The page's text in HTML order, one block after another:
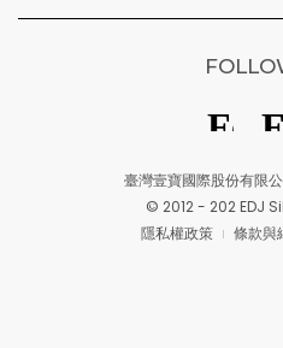
臺灣壹寶國際股份有限
© 2012 - 202 EDJ
隱私權政策
條款與